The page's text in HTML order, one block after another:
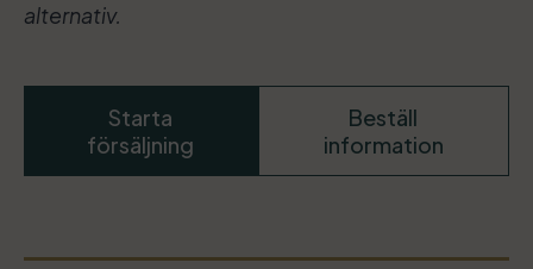
alternativ.
Starta
försäljning
Beställ
information